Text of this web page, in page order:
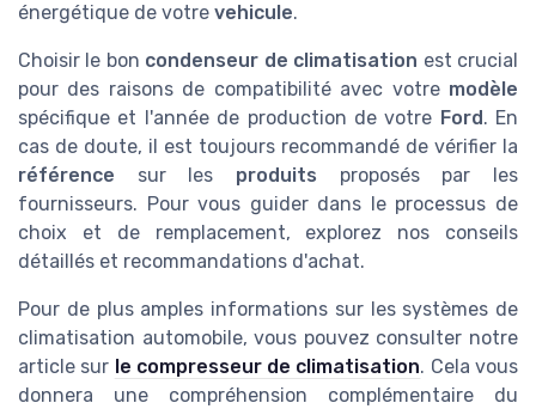
énergétique de votre vehicule.
Choisir le bon condenseur de climatisation est crucial
pour des raisons de compatibilité avec votre modèle
spécifique et l'année de production de votre Ford. En
cas de doute, il est toujours recommandé de vérifier la
référence sur les produits proposés par les
fournisseurs. Pour vous guider dans le processus de
choix et de remplacement, explorez nos conseils
détaillés et recommandations d'achat.
Pour de plus amples informations sur les systèmes de
climatisation automobile, vous pouvez consulter notre
article sur le compresseur de climatisation. Cela vous
donnera une compréhension complémentaire du